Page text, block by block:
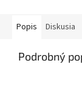
Popis Diskusia
Podrobný